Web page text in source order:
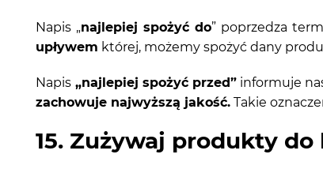
Napis „najlepiej spożyć do” poprzedza
upływem której, możemy spożyć dany
Napis „najlepiej spożyć przed” informuje
zachowuje najwyższą jakość. Takie
15. Zużywaj produkty do